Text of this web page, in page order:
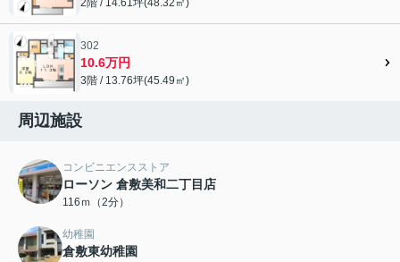
2階 / 14.61坪(48.32㎡)
302
10.6万円
3階 / 13.76坪(45.49㎡)
周辺施設
コンビニエンスストア
ローソン 倉敷美和二丁目店
116ｍ（2分）
幼稚園
倉敷東幼稚園